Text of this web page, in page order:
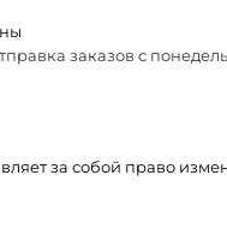
заказов с
за собой право